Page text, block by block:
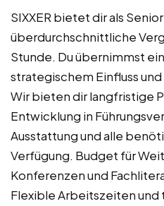
SIXXER bietet dir als
überdurchschnittliche
Stunde. Du übernimmst
strategischem Einfluss
Wir bieten dir langfristige
Entwicklung in
Ausstattung und alle
Verfügung. Budget für
Konferenzen und
Flexible Arbeitszeiten